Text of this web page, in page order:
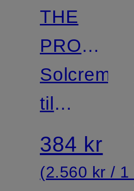
THE
BODY
CREAM
SPF 50
Solcreme
til
kroppen
384 kr
(2.560 kr / 1